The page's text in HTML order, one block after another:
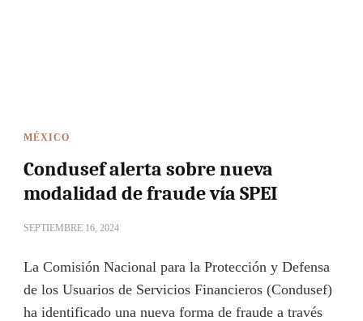
MÉXICO
Condusef alerta sobre nueva
modalidad de fraude vía SPEI
SEPTIEMBRE 16, 2024
La Comisión Nacional para la Protección y Defensa
de los Usuarios de Servicios Financieros (Condusef)
ha identificado una nueva forma de fraude a través